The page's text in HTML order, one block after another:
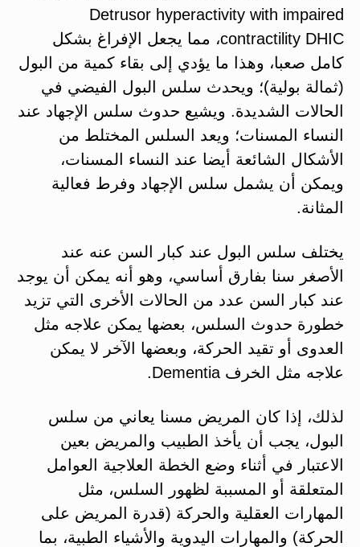
Detrusor hyperactivity with impaired
contractility DHIC، مما يجعل الإفراغ بشكل
كامل صعبا، وهذا ما يؤدي إلى بقاء كمية من البول
(ثمالة بولية)؛ ويحدث سلس البول الفيضي في
الحالات الشديدة. ويشيع حدوث سلس الإجهاد عند
النساء المسنات؛ ويعد السلس المختلط من
الأشكال الشائعة أيضا عند النساء المسنات،
ويمكن أن يشمل سلس الإجهاد وفرط فعالية
المثانة.
يختلف سلس البول عند كبار السن عنه عند
الأصغر سنا بفارق أساسي، وهو أنه يمكن أن يوجد
عند كبار السن عدد من الحالات الأخرى التي تزيد
خطورة حدوث السلس، بعضها يمكن علاجه مثل
العدوى أو تقيد الحركة، وبعضها الآخر لا يمكن
علاجه مثل الخرف Dementia.
لذلك، إذا كان المريض مسنا يعاني من سلس
البول، يجب أن يأخذ الطبيب والمريض بعين
الاعتبار في أثناء وضع الخطة العلاجية العوامل
المتعلقة أو المسببة لظهور السلس، مثل
المهارات العقلية والحركة (قدرة المريض على
الحركة) والمهارات اليدوية والأشياء الطبية، بما